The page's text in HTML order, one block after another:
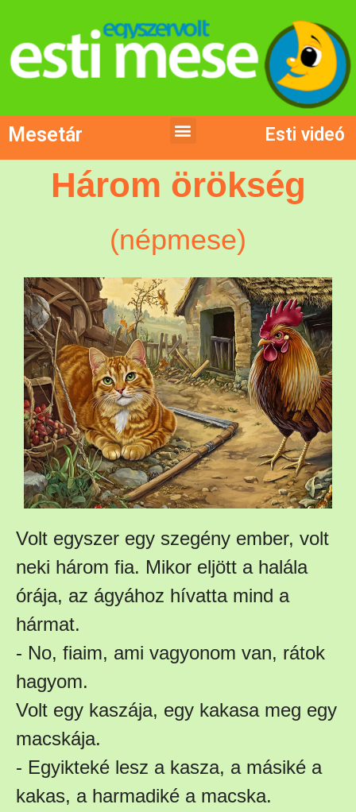
Mesetár Esti videó
Három örökség
(népmese)
Volt egyszer egy szegény ember, volt
neki három fia. Mikor eljött a halála
órája, az ágyához hívatta mind a
hármat.
- No, fiaim, ami vagyonom van, rátok
hagyom.
Volt egy kaszája, egy kakasa meg egy
macskája.
- Egyikteké lesz a kasza, a másiké a
kakas, a harmadiké a macska.